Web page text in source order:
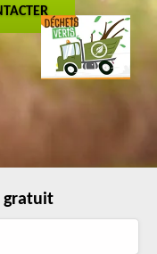
gratuit